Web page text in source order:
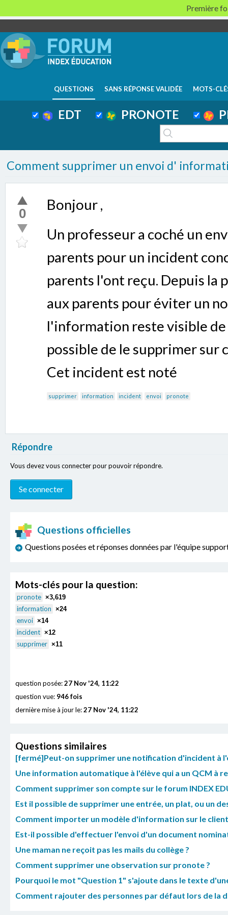
QUESTIONS SANS RÉPONSE VALIDÉE MOTS-
EDT PRONOTE
Comment supprimer un envoi d'
0
Bonjour ,
Un professeur a coché un
parents pour un incident
parents l'ont reçu. Depuis la
aux parents pour éviter un
l'information reste visible
possible de le supprimer sur
Cet incident est noté
supprimer information incident envoi pronote
Répondre
Vous devez vous connecter pour pouvoir répondre.
Questions officielles
Questions posées et réponses données par l'équipe
Mots-clés pour la question:
pronote ×3,619
information ×24
envoi ×14
incident ×12
supprimer ×11
question posée:27 Nov '24, 11:22
question vue: 946 fois
dernière mise à jour le:27 Nov '24, 11:22
Questions similaires
[fermé]Peut-on supprimer une notification d'incident à
Une information automatique à l'élève qui a un QCM à
Comment supprimer son compte sur le forum INDEX
Est il possible de supprimer une entrée, un plat, ou un
Comment importer un modèle d'information sur le
Est-il possible d'effectuer l'envoi d'un document
Une maman ne reçoit pas les mails du collège ?
Comment supprimer une observation sur pronote ?
Pourquoi le mot "Question 1" s'ajoute dans le texte
Comment rajouter des personnes par défaut lors de
Première